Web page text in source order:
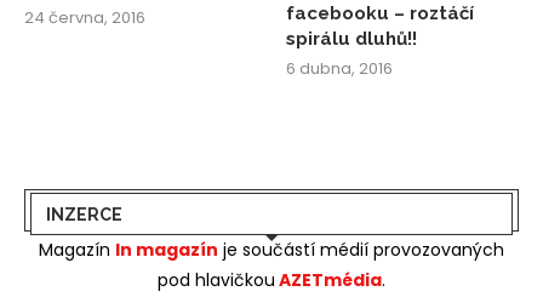
24 června, 2016
facebooku – roztáčí
spirálu dluhů!!
6 dubna, 2016
INZERCE
Magazín In magazín je součástí médií provozovaných
pod hlavičkou AZETmédia.